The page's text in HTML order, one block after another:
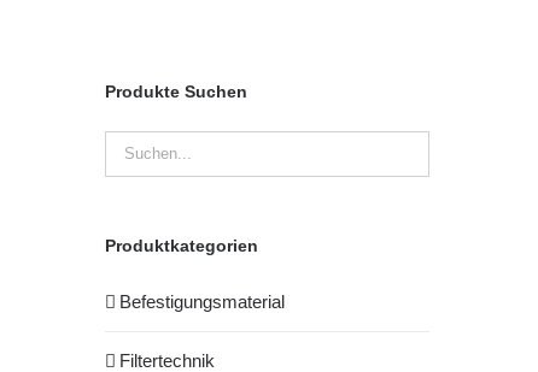
Produkte Suchen
Produktkategorien
Befestigungsmaterial
Filtertechnik